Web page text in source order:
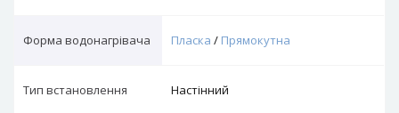
Форма водонагрівача Пласка / Прямокутна
Тип вcтановлення Настінний